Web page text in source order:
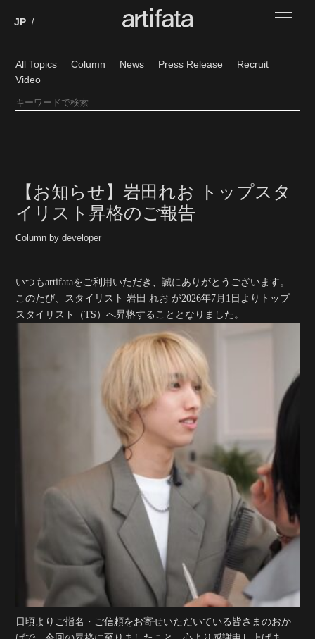
All Topics Column News Press Release
Recruit
Video
【お知らせ】岩田れお トップスタ
イリスト昇格のご報告
Column by developer
いつもartifataをご利用いただき、誠にありがとうございます。
このたび、スタイリスト岩田 れお が2026年7月1日よりトップ
スタイリスト（TS）へ昇格することとなりました。
日頃よりご指名・ご信頼をお寄せいただいている皆さまのおか